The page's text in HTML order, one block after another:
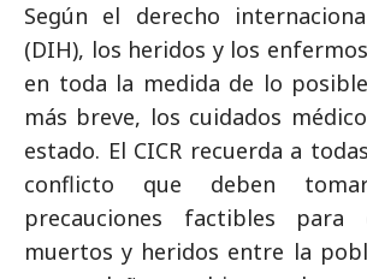
Según el derecho
(DIH), los heridos y los
en toda la medida de lo
más breve, los cuidados
estado. El CICR recuerda a
conflicto que deben
precauciones factibles para
muertos y heridos entre la